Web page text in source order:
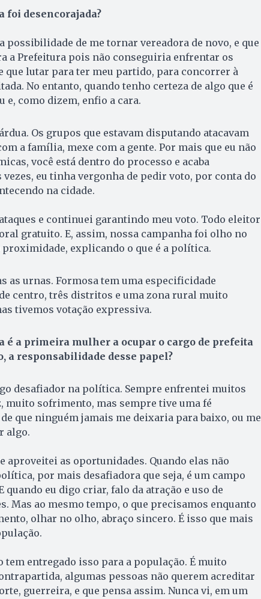
foi desencorajada?
possibilidade de me tornar vereadora de novo, e que
a Prefeitura pois não conseguiria enfrentar os
que lutar para ter meu partido, para concorrer à
No entanto, quando tenho certeza de algo que é
e, como dizem, enfio a cara.
Os grupos que estavam disputando atacavam
a família, mexe com a gente. Por mais que eu não
você está dentro do processo e acaba
eu tinha vergonha de pedir voto, por conta do
na cidade.
e continuei garantindo meu voto. Todo eleitor
gratuito. E, assim, nossa campanha foi olho no
explicando o que é a política.
as urnas. Formosa tem uma especificidade
centro, três distritos e uma zona rural muito
tivemos votação expressiva.
é a primeira mulher a ocupar o cargo de prefeita
a responsabilidade desse papel?
desafiador na política. Sempre enfrentei muitos
muito sofrimento, mas sempre tive uma fé
que ninguém jamais me deixaria para baixo, ou me
algo.
aproveitei as oportunidades. Quando elas não
por mais desafiadora que seja, é um campo
quando eu digo criar, falo da atração e uso de
Mas ao mesmo tempo, o que precisamos enquanto
olhar no olho, abraço sincero. É isso que mais
tem entregado isso para a população. É muito
algumas pessoas não querem acreditar
guerreira, e que pensa assim. Nunca vi, em um